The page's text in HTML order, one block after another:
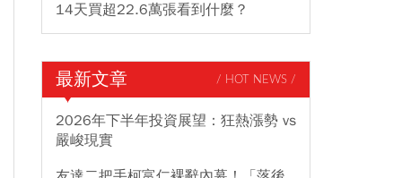
14天買超22.6萬張看到什麼？
最新文章 / HOT NEWS /
2026年下半年投資展望：狂熱漲勢 vs
嚴峻現實